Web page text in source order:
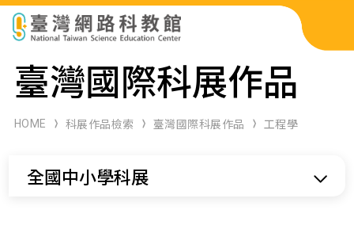
科展作品檢索
科學研習月刊
臺灣國際科展作品
HOME 科展作品檢索 臺灣國際科展作品 工程學
全國中小學科展